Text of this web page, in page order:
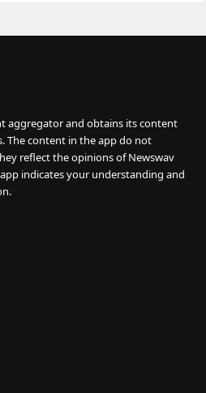
aggregator and obtains its content
The content in the app do not
reflect the opinions of Newswav
indicates your understanding and